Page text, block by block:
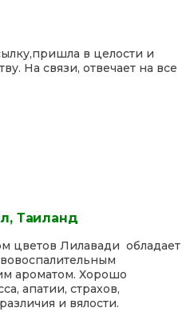
в целости и
На связи, отвечает на все
Таиланд
цветов Лилавади обладает
ароматом. Хорошо
апатии, страхов,
и вялости.